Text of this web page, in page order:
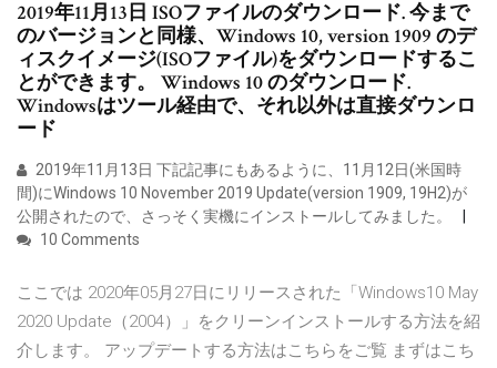
2019年11月13日 ISOファイルのダウンロード. 今まで
のバージョンと同様、Windows 10, version 1909 のデ
ィスクイメージ(ISOファイル)をダウンロードするこ
とができます。 Windows 10 のダウンロード.
Windowsはツール経由で、それ以外は直接ダウンロ
ード
2019年11月13日 下記記事にもあるように、11月12日(米国時
間)にWindows 10 November 2019 Update(version 1909, 19H2)が
公開されたので、さっそく実機にインストールしてみました。
10 Comments
ここでは 2020年05月27日にリリースされた「Windows10 May
2020 Update（2004）」をクリーンインストールする方法を紹
介します。 アップデートする方法はこちらをご覧 まずはこち